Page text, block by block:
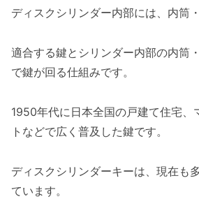
ディスクシリンダー内部には、内筒
適合する鍵とシリンダー内部の内筒
で鍵が回る仕組みです。
1950年代に日本全国の戸建て住宅、
トなどで広く普及した鍵です。
ディスクシリンダーキーは、現在も
ています。